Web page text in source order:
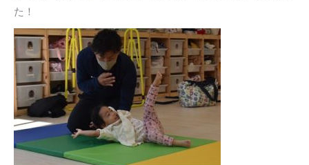
た！